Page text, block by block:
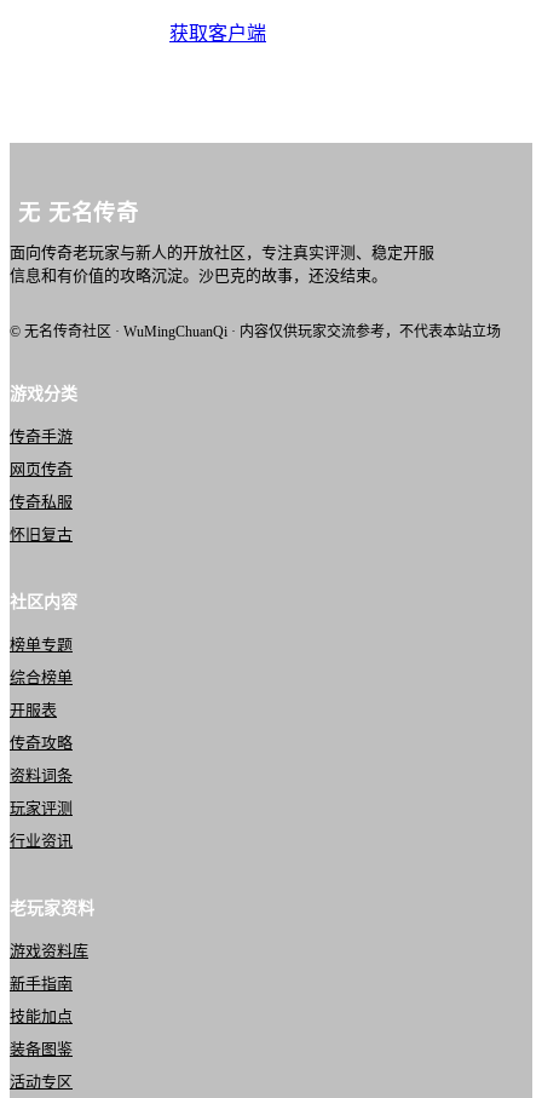
获取客户端
无 无名传奇
面向传奇老玩家与新人的开放社区，专注真实评测、稳定开服
信息和有价值的攻略沉淀。沙巴克的故事，还没结束。
© 无名传奇社区 · WuMingChuanQi · 内容仅供玩家交流参考，不代表本站立场
游戏分类
传奇手游
网页传奇
传奇私服
怀旧复古
社区内容
榜单专题
综合榜单
开服表
传奇攻略
资料词条
玩家评测
行业资讯
老玩家资料
游戏资料库
新手指南
技能加点
装备图鉴
活动专区